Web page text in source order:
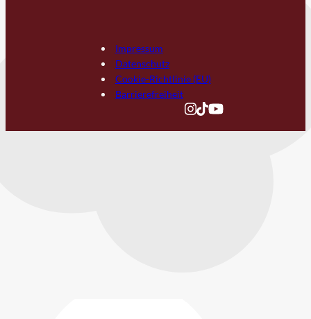
Impressum
Datenschutz
Cookie-Richtlinie (EU)
Barrierefreiheit